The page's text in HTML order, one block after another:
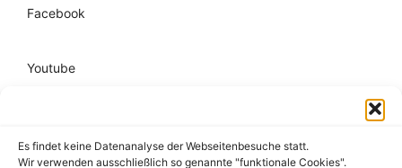
Es findet keine Datenanalyse der Webseitenbesuche statt.
Wir verwenden ausschließlich so genannte "funktionale Cookies".
Facebook
Youtube